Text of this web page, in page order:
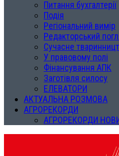
Питання бухгалтерії
Подія
Регіональний вимір
Редакторський
Сучасне
У правовому полі
Фінансування АПК
Заготівля силосу
ЕЛЕВАТОРИ
АКТУАЛЬНА РОЗМОВА
АГРОРЕКОРДИ
АГРОРЕКОРДИ